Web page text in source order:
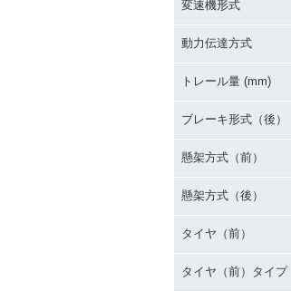
変速機形式
動力伝達方式
トレール量 (mm)
ブレーキ形式（後）
懸架方式（前）
懸架方式（後）
タイヤ（前）
タイヤ（前）タイプ